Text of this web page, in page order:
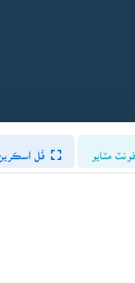
فونٽ مٽايو فُل اسڪرين